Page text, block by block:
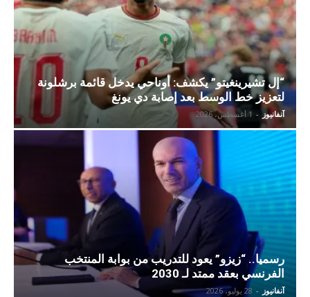
“إل تشيرينغيتو” يكشف: أوناحي يدخل قائمة برشلونة
لتعزيز خط الوسط بعد إصابة دي يونغ
آنفانيوز - 1 أغسطس، 2026
رسميا.. “زيزو” يعود للتدريب من بوابة المنتخب
الفرنسي بعقد ممتد لـ 2030
آنفانيوز - 28 يوليو، 2026